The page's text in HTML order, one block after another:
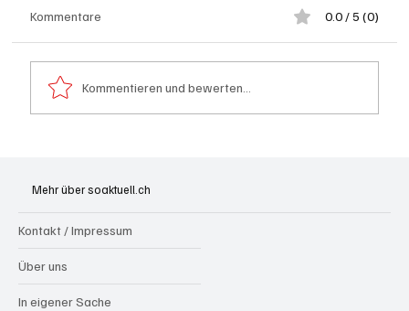
Kommentare 0.0 / 5 (0)
Kommentieren und bewerten...
Mehr über soaktuell.ch
Kontakt / Impressum
Über uns
In eigener Sache